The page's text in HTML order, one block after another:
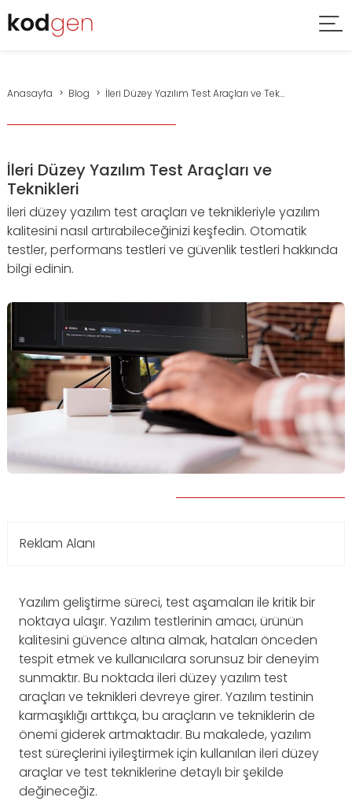
Anasayfa Blog İleri Düzey Yazılım Test Araçları ve Tek...
İleri Düzey Yazılım Test Araçları ve
Teknikleri
İleri düzey yazılım test araçları ve teknikleriyle yazılım
kalitesini nasıl artırabileceğinizi keşfedin. Otomatik
testler, performans testleri ve güvenlik testleri hakkında
bilgi edinin.
Reklam Alanı
Yazılım geliştirme süreci, test aşamaları ile kritik bir
noktaya ulaşır. Yazılım testlerinin amacı, ürünün
kalitesini güvence altına almak, hataları önceden
tespit etmek ve kullanıcılara sorunsuz bir deneyim
sunmaktır. Bu noktada ileri düzey yazılım test
araçları ve teknikleri devreye girer. Yazılım testinin
karmaşıklığı arttıkça, bu araçların ve tekniklerin de
önemi giderek artmaktadır. Bu makalede, yazılım
test süreçlerini iyileştirmek için kullanılan ileri düzey
araçlar ve test tekniklerine detaylı bir şekilde
değineceğiz.